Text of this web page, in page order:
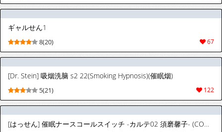
ギャルせん1
67
8(20)
[Dr. Stein] 吸烟洗脑 s2 22(Smoking Hypnosis)(催眠烟)
122
5(21)
[はっせん] 催眠ナースコールスイッチ -カルテ02 須磨馨子- (COMIC ルクセリア vol.06) [韓国翻訳] [DL版]